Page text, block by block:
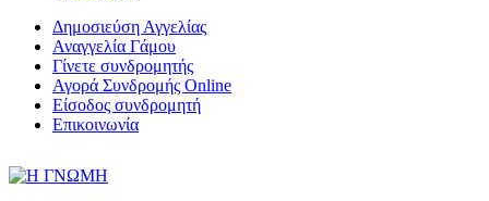
Δημοσιεύση Αγγελίας
Αναγγελία Γάμου
Γίνετε συνδρομητής
Αγορά Συνδρομής Online
Είσοδος συνδρομητή
Επικοινωνία